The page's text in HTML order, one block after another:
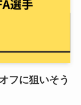
フに狙いそう